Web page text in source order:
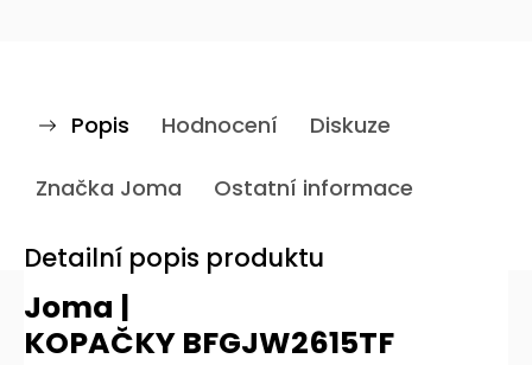
Popis Hodnocení Diskuze
Značka Joma Ostatní informace
Detailní popis produktu
Joma |
KOPAČKY BFGJW2615TF